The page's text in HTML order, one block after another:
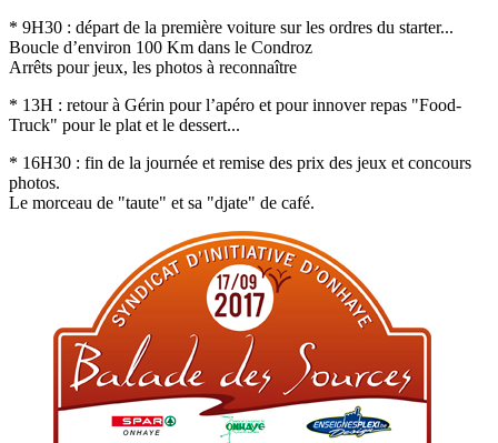
* 9H30 : départ de la première voiture sur les ordres du starter...
Boucle d’environ 100 Km dans le Condroz
Arrêts pour jeux, les photos à reconnaître
* 13H : retour à Gérin pour l’apéro et pour innover repas "Food-
Truck" pour le plat et le dessert...
* 16H30 : fin de la journée et remise des prix des jeux et concours
photos.
Le morceau de "taute" et sa "djate" de café.